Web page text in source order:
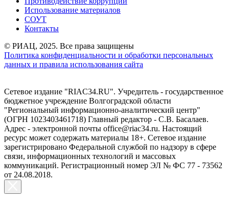
Использование материалов
СОУТ
Контакты
© РИАЦ, 2025. Все права защищены
Политика конфиденциальности и обработки персональных
данных и правила использования сайта
Сетевое издание "RIAC34.RU". Учредитель - государственное
бюджетное учреждение Волгоградской области
"Региональный информационно-аналитический центр"
(ОГРН 1023403461718) Главный редактор - С.В. Басалаев.
Адрес - электронной почты office@riac34.ru. Настоящий
ресурс может содержать материалы 18+. Сетевое издание
зарегистрировано Федеральной службой по надзору в сфере
связи, информационных технологий и массовых
коммуникаций. Регистрационный номер ЭЛ № ФС 77 - 73562
от 24.08.2018.